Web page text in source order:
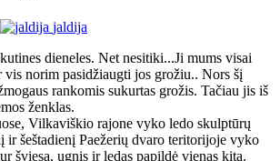
jaldija
dieneles. Net nesitiki...Ji mums visai
norim pasidžiaugti jos grožiu.. Nors šį
rankomis sukurtas grožis. Tačiau jis iš
ženklas.
Vilkaviškio rajone vyko ledo skulptūrų
ir šeštadienį Paežerių dvaro teritorijoje vyko
šviesa, ugnis ir ledas papildė vienas kitą.